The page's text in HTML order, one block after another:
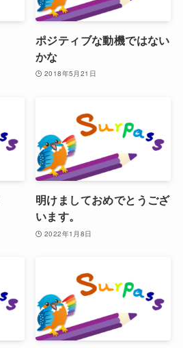
ポジティブな動機ではない
かな
2018年5月21日
明けましておめでとうござ
います。
2022年1月8日